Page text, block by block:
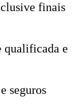
finais
qualificada e
seguros